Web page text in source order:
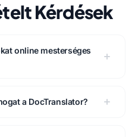
Kérdések
online mesterséges
a DocTranslator?